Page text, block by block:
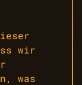
wir
was